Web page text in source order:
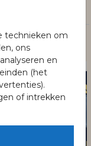
technieken om
ons
en
(het
of intrekken